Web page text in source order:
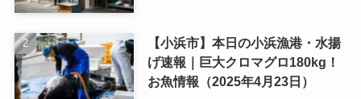
【小浜市】本日の小浜漁港・水揚
げ速報｜巨大クロマグロ180kg！
お魚情報（2025年4月23日）